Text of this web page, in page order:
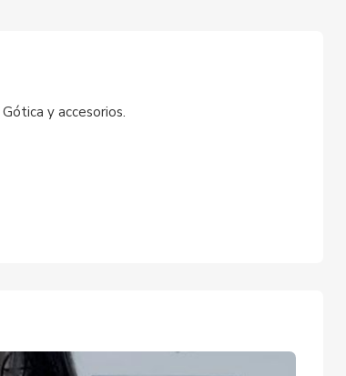
y accesorios.